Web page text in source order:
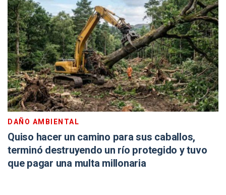
DAÑO AMBIENTAL
Quiso hacer un camino para sus caballos,
terminó destruyendo un río protegido y tuvo
que pagar una multa millonaria